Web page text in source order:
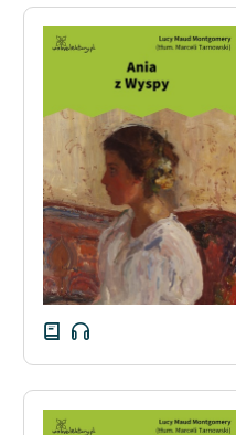
skandynawskiej literatury
feministycznej
Ręce pełne poezji
Kolekcje edukacyjne
twórców przechodzących
do domeny publicznej,
lektur szkolnych oraz
Starego Testamentu
Odkurzamy bohaterów
Szkoła Poezji Wolnych
Lektur
O nas